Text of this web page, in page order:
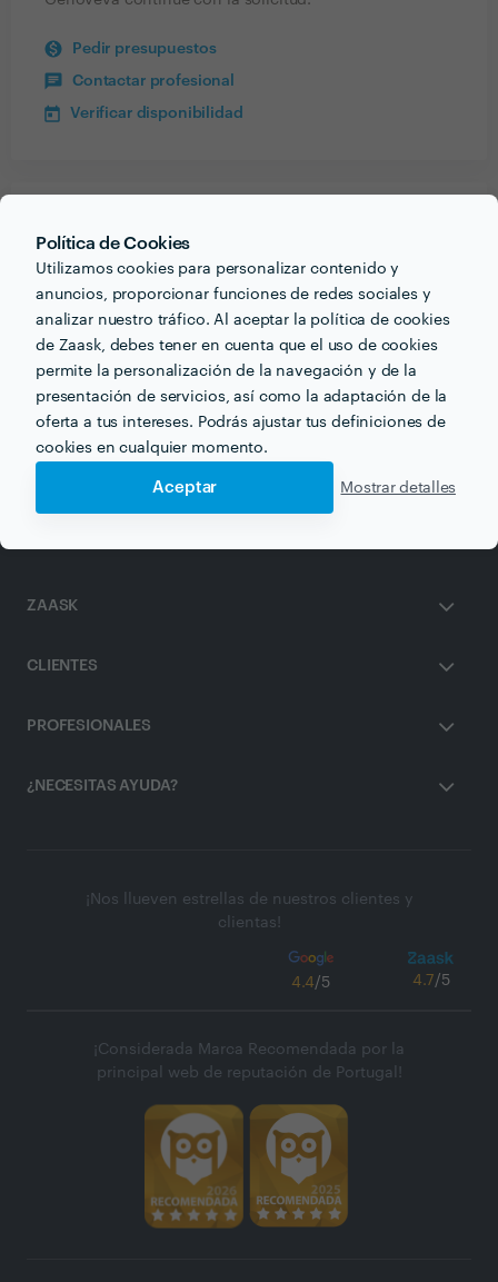
Política de Cookies
Utilizamos cookies para personalizar contenido y
anuncios, proporcionar funciones de redes sociales y
analizar nuestro tráfico. Al aceptar la política de cookies
de Zaask, debes tener en cuenta que el uso de cookies
permite la personalización de la navegación y de la
presentación de servicios, así como la adaptación de la
oferta a tus intereses. Podrás ajustar tus definiciones de
cookies en cualquier momento.
Aceptar Mostrar detalles
Pedir presupuestos
Contactar profesional
Verificar disponibilidad
Genoveva Navarro
Terapia de Parejas en malaga
ZAASK
CLIENTES
PROFESIONALES
¿NECESITAS AYUDA?
¡Nos llueven estrellas de nuestros clientes y
clientas!
4.4/5 4.7/5
¡Considerada Marca Recomendada por la
principal web de reputación de Portugal!